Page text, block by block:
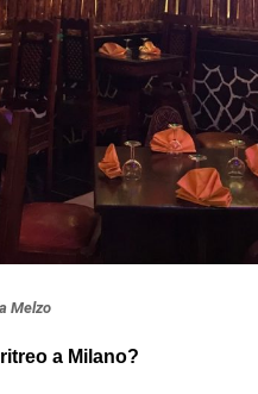
Melzo
a Milano?